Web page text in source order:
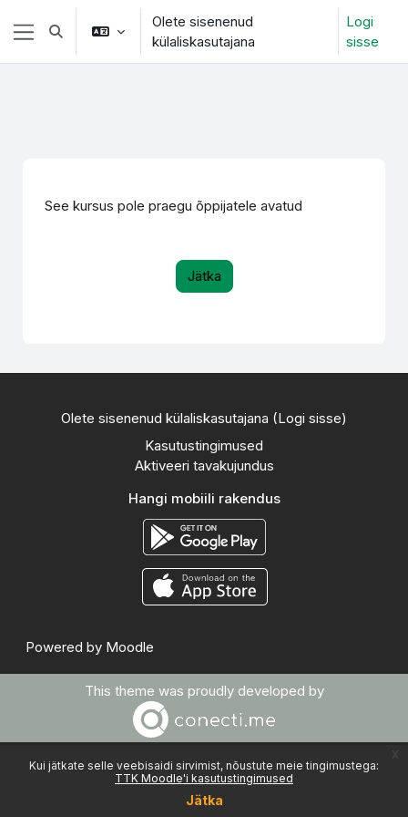
Jäta vahele peasisuni
Kui jätkate selle veebisaidi sirvimist, nõustute meie tingimustega:
TTK Moodle'i kasutustingimused
Jätka
Küljepaneel
Lülitab otsingu sisendi
Olete sisenenud
külaliskasutajana
Logi
sisse
See kursus pole praegu õppijatele avatud
Jätka
Olete sisenenud külaliskasutajana (Logi sisse)
Kasutustingimused
Aktiveeri tavakujundus
Hangi mobiili rakendus
Powered by Moodle
This theme was proudly developed by